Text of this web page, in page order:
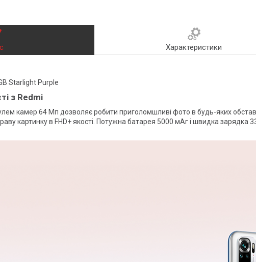
Характеристики
Starlight Purple
з Redmi
камер 64 Мп дозволяє робити приголомшливі фото в будь-яких
картинку в FHD+ якості. Потужна батарея 5000 мАг і швидка зарядка